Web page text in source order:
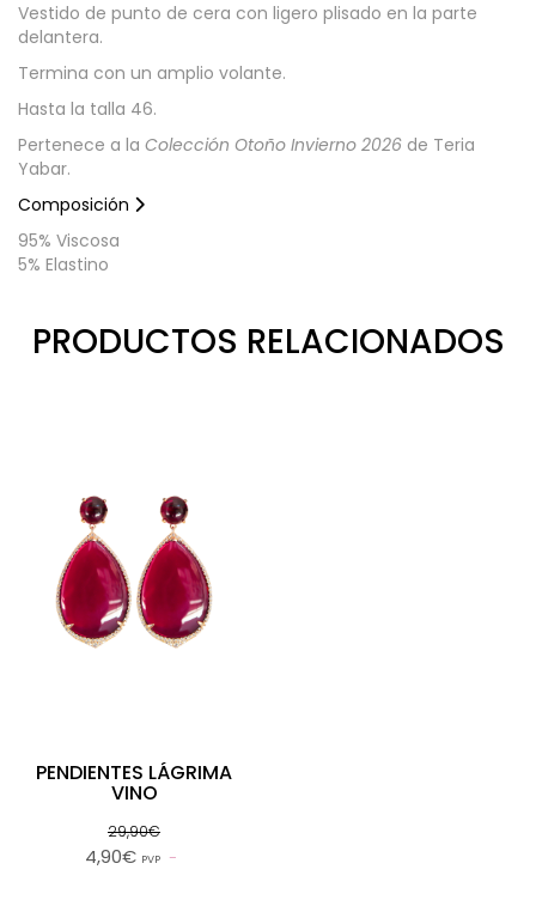
Vestido de punto de cera con ligero plisado en la parte
delantera.
Termina con un amplio volante.
Hasta la talla 46.
Pertenece a la Colección Otoño Invierno 2026 de Teria
Yabar.
Composición
95% Viscosa
5% Elastino
PRODUCTOS RELACIONADOS
PENDIENTES LÁGRIMA
VINO
29,90€
4,90€ PVP